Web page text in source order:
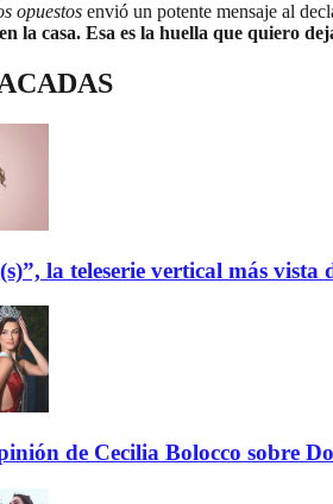
opuestos envió un potente mensaje al
la casa. Esa es la huella que quiero
la teleserie vertical más
de Cecilia Bolocco sobre